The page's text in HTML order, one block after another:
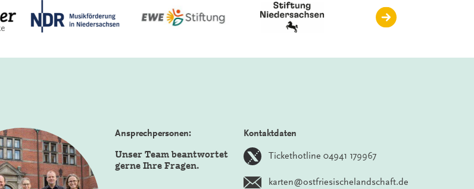
Ansprechpersonen:
Unser Team beantwortet
gerne Ihre Fragen.
Kontaktdaten
Tickethotline 04941 179967
karten@ostfriesischelandschaft.de